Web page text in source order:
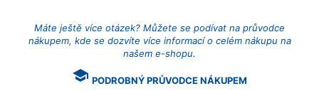
Máte ještě více otázek? Můžete se podívat na průvodce
nákupem, kde se dozvíte více informací o celém nákupu na
našem e-shopu.
school PODROBNÝ PRŮVODCE NÁKUPEM